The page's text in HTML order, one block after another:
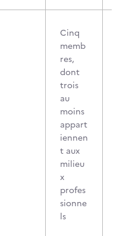
Cinq
memb
res,
dont
trois
au
moins
appart
iennen
t aux
milieu
x
profes
sionne
ls